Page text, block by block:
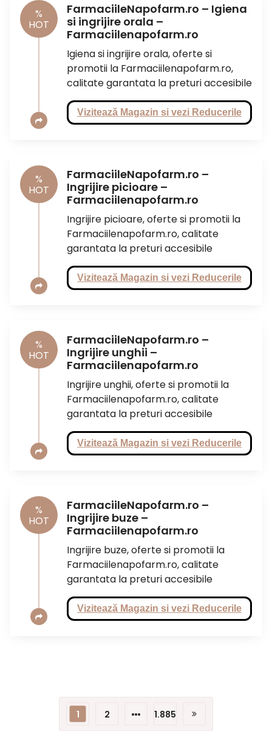
%
HOT
FarmaciileNapofarm.ro – Igiena
si ingrijire orala –
Farmaciilenapofarm.ro
Igiena si ingrijire orala, oferte si
promotii la Farmaciilenapofarm.ro,
calitate garantata la preturi accesibile
Vizitează Magazin si vezi Reducerile
%
HOT
FarmaciileNapofarm.ro –
Ingrijire picioare –
Farmaciilenapofarm.ro
Ingrijire picioare, oferte si promotii la
Farmaciilenapofarm.ro, calitate
garantata la preturi accesibile
Vizitează Magazin si vezi Reducerile
%
HOT
FarmaciileNapofarm.ro –
Ingrijire unghii –
Farmaciilenapofarm.ro
Ingrijire unghii, oferte si promotii la
Farmaciilenapofarm.ro, calitate
garantata la preturi accesibile
Vizitează Magazin si vezi Reducerile
%
HOT
FarmaciileNapofarm.ro –
Ingrijire buze –
Farmaciilenapofarm.ro
Ingrijire buze, oferte si promotii la
Farmaciilenapofarm.ro, calitate
garantata la preturi accesibile
Vizitează Magazin si vezi Reducerile
Paginație
articole
1 2 … 1.885